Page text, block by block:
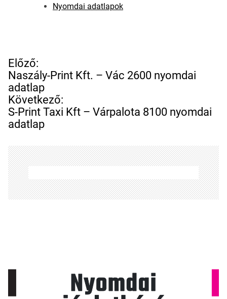
Nyomdai adatlapok
B
e
j
e
g
y
z
é
s
n
a
v
ó
Előző:
Naszály-Print Kft. – Vác 2600 nyomdai
adatlap
Következő:
S-Print Taxi Kft – Várpalota 8100 nyomdai
adatlap